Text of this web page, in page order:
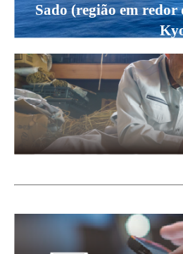
Sado (região em redor